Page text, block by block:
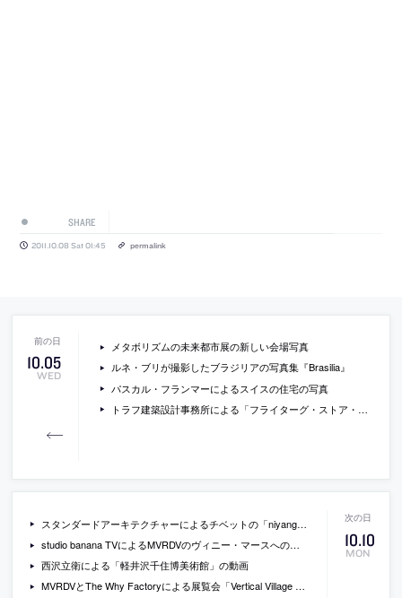
SHARE
2011.10.08 Sat 01:45 permalink
10.05
WED
メタボリズムの未来都市展の新しい会場写真
ルネ・ブリが撮影したブラジリアの写真集『Brasilia』
パスカル・フランマーによるスイスの住宅の写真
トラフ建築設計事務所による「フライターグ・ストア・トウキョウ」の写真
10.10
MON
スタンダードアーキテクチャーによるチベットの「niyang river visitor center」の写真
studio banana TVによるMVRDVのヴィニー・マースへのインタビュー動画
西沢立衛による「軽井沢千住博美術館」の動画
MVRDVとThe Why Factoryによる展覧会「Vertical Village exhibition」の会場写真など